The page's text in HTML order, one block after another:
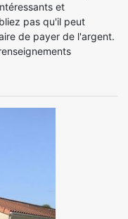
et
pas qu'il peut
de payer de l'argent.